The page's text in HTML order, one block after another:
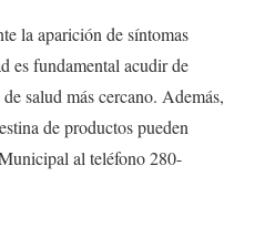
la aparición de síntomas
es fundamental acudir de
salud más cercano. Además,
de productos pueden
al teléfono 280-